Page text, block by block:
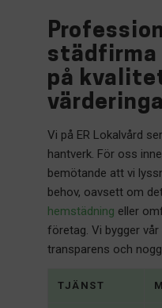
städfirma
på
Vi på ER Lokalvård
hantverk. För oss
bemötande att vi
behov, oavsett om
hemstädning eller
företag. Vi bygger
transparens och
TJÄNST